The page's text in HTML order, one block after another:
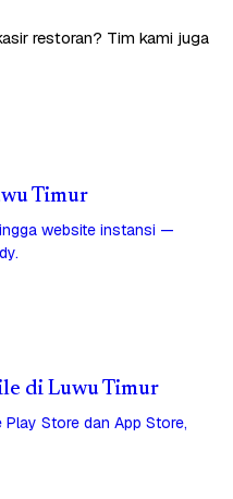
restoran? Tim kami juga
Timur
website instansi —
di Luwu Timur
Store dan App Store,